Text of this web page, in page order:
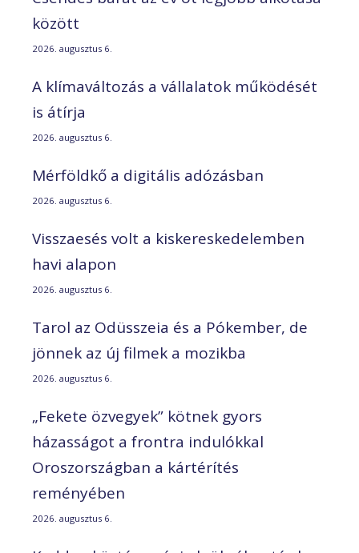
között
2026. augusztus 6.
A klímaváltozás a vállalatok működését
is átírja
2026. augusztus 6.
Mérföldkő a digitális adózásban
2026. augusztus 6.
Visszaesés volt a kiskereskedelemben
havi alapon
2026. augusztus 6.
Tarol az Odüsszeia és a Pókember, de
jönnek az új filmek a mozikba
2026. augusztus 6.
„Fekete özvegyek” kötnek gyors
házasságot a frontra indulókkal
Oroszországban a kártérítés
reményében
2026. augusztus 6.